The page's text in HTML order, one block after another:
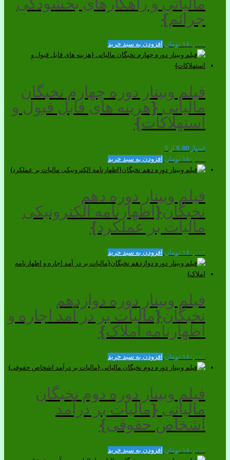
جرائم}
۱۸۰,۰۰۰ تومان افزودن به سبد خرید
فیلم وبینار دوره چهارم نخبگان
مالیاتی {هزینه های قابل قبول و
استهلاکات}
امتیاز 5.00 از 5
۱۸۰,۰۰۰ تومان افزودن به سبد خرید
فیلم وبینار دوره دهم
نخبگان{اظهارنامه الکترونیکی
مالیات بر عملکرد}
۱۸۰,۰۰۰ تومان افزودن به سبد خرید
فیلم وبینار دوره دوازدهم
نخبگان{مالیات بر در آمد اجاره و
اظهارنامه املاک}
۱۸۰,۰۰۰ تومان افزودن به سبد خرید
فیلم وبینار دوره دوم نخبگان
مالیاتی {مالیات بر درآمد
اشخاص حقوقی}
۱۸۰,۰۰۰ تومان افزودن به سبد خرید